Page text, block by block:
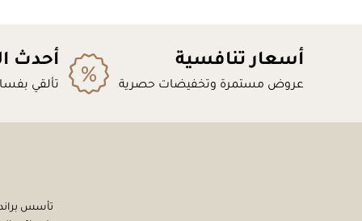
أسعار تنافسية
عروض مستمرة وتخفيضات حصرية
أحدث
تألقي
تأسس